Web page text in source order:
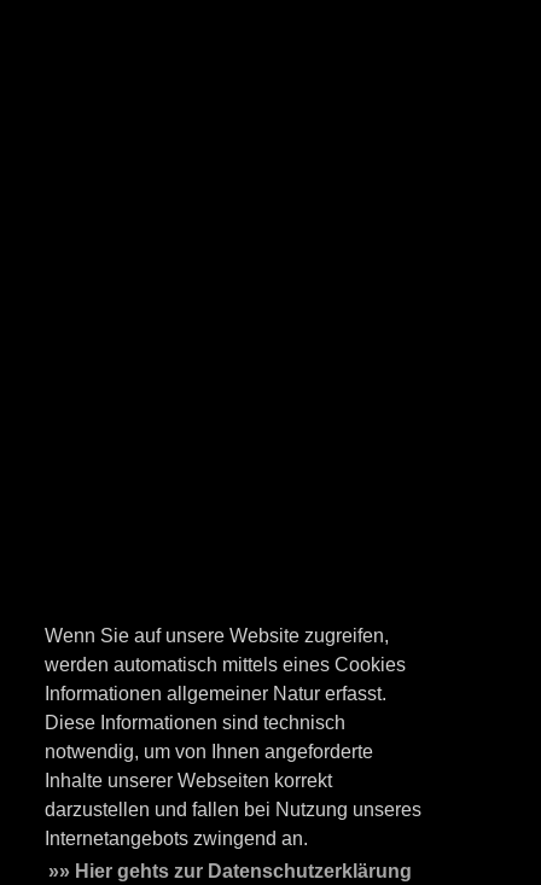
Wenn Sie auf unsere Website zugreifen,
werden automatisch mittels eines Cookies
Informationen allgemeiner Natur erfasst.
Diese Informationen sind technisch
notwendig, um von Ihnen angeforderte
Inhalte unserer Webseiten korrekt
darzustellen und fallen bei Nutzung unseres
Internetangebots zwingend an.
»» Hier gehts zur Datenschutzerklärung